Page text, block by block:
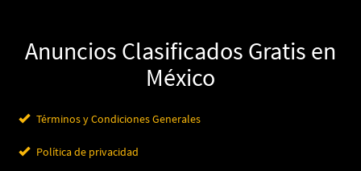
Anuncios Clasificados Gratis en
México
Términos y Condiciones Generales
Política de privacidad